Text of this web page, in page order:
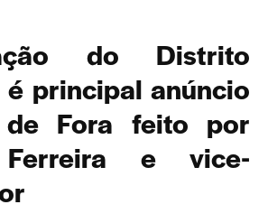
do Distrito
principal anúncio
Fora feito por
e vice-